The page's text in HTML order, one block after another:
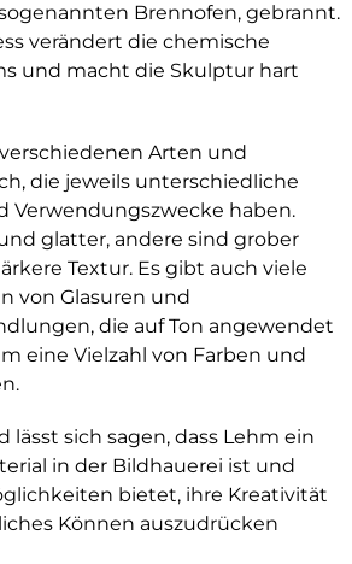
Brennofen, gebrannt.
verändert die chemische
und macht die Skulptur hart
Arten und
die jeweils unterschiedliche
Verwendungszwecke haben.
glatter, andere sind grober
Textur. Es gibt auch viele
von Glasuren und
die auf Ton angewendet
eine Vielzahl von Farben und
lässt sich sagen, dass Lehm ein
in der Bildhauerei ist und
bietet, ihre Kreativität
Können auszudrücken